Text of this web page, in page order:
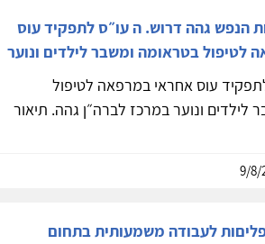
הנפש גהה דרוש. ה עו״ס לתפקיד עוס
לטיפול בטראומה ומשבר לילדים ונוער
עוס אחראי במרפאה לטיפול
לילדים ונוער במרכז לברה״ן גהה. תיאור
לעבודה משמעותית בתחום